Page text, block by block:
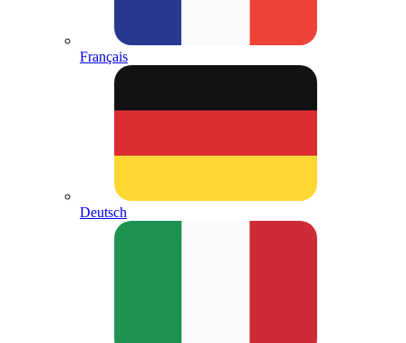
Français
Deutsch